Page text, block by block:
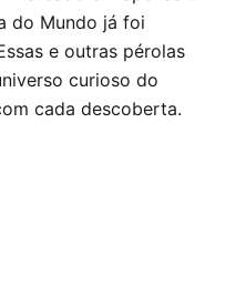
do Mundo já foi
e outras pérolas
curioso do
cada descoberta.